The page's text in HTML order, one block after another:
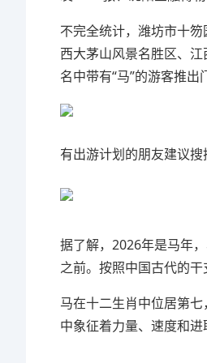
不完全统计，潍坊市十
西大茅山风景名胜区、
名中带有“马”的游客推出
有出游计划的朋友建议搜
据了解，2026年是马年
之前。按照中国古代的
马在十二生肖中位居第
中象征着力量、速度和进